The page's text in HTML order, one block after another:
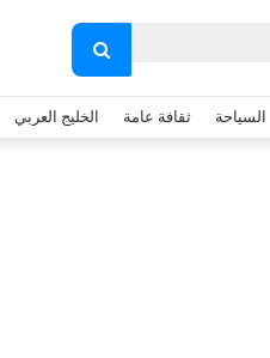
بحث
عن
السياحة ثقافة عامة الخليج العربي